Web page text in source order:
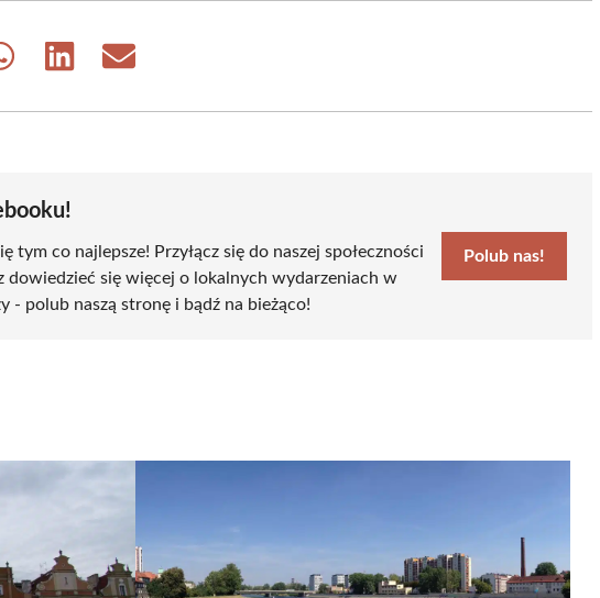
Share
Share
tym co najlepsze! Przyłącz się do naszej społeczności
dowiedzieć się więcej o lokalnych wydarzeniach w
- polub naszą stronę i bądź na bieżąco!
Polub nas!